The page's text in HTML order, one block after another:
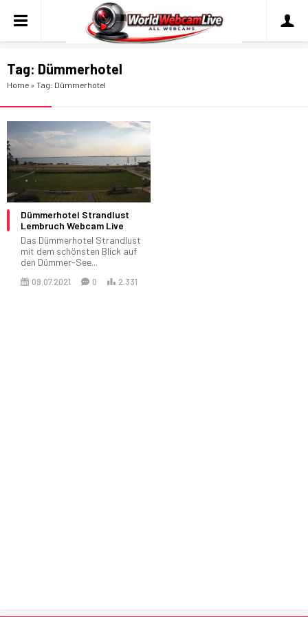
Tag: Dümmerhotel
Home » Tag: Dümmerhotel
Dümmerhotel Strandlust
Lembruch Webcam Live
Das Dümmerhotel Strandlust
mit dem schönsten Blick auf
den Dümmer-See...
09.07.2021 0 2.331